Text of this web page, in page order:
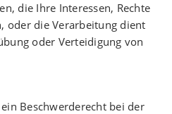
die Ihre Interessen, Rechte
oder die Verarbeitung dient
oder Verteidigung von
Beschwerderecht bei der